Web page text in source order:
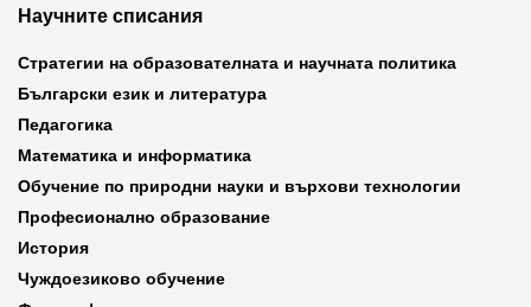
Научните списания
Стратегии на образователната и научната политика
Български език и литература
Педагогика
Математика и информатика
Обучение по природни науки и върхови технологии
Професионално образование
История
Чуждоезиково обучение